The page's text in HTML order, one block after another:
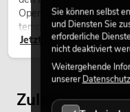
Open-Air-Konzerten,
temporären
Jetzt lesen
Zuletzt
Sie können selbst
und Diensten Sie
erforderliche
nicht deaktiviert
Weitergehende
unserer